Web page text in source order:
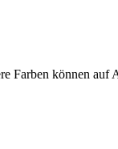
Farben können auf